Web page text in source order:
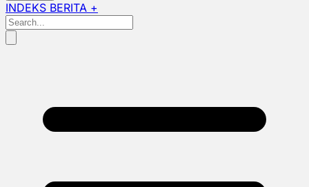
INDEKS BERITA +